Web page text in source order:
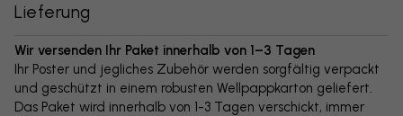
Lieferung
Wir versenden Ihr Paket innerhalb von 1–3 Tagen
Ihr Poster und jegliches Zubehör werden sorgfältig verpackt
und geschützt in einem robusten Wellpappkarton geliefert.
Das Paket wird innerhalb von 1-3 Tagen verschickt, immer